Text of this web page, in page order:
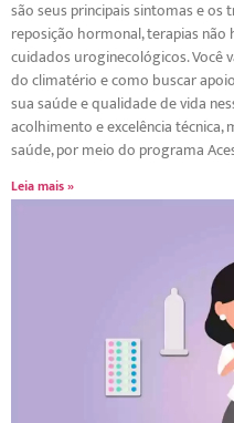
são seus principais sintomas e
reposição hormonal, terapias
cuidados uroginecológicos. Você
do climatério e como buscar
sua saúde e qualidade de vida
acolhimento e excelência
saúde, por meio do programa
Leia mais »